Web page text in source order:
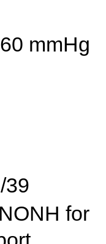
mmHg
39
for